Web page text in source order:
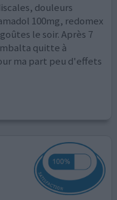
douleurs
100mg, redomex
le soir. Après 7
quitte à
ma part peu d'effets